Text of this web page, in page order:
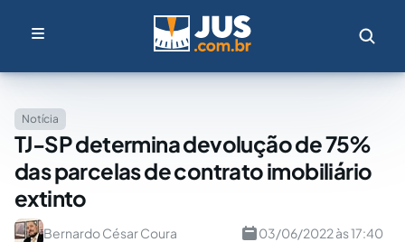
Notícia
TJ-SP determina devolução de 75%
das parcelas de contrato imobiliário
extinto
Bernardo César Coura 03/06/2022 às 17:40